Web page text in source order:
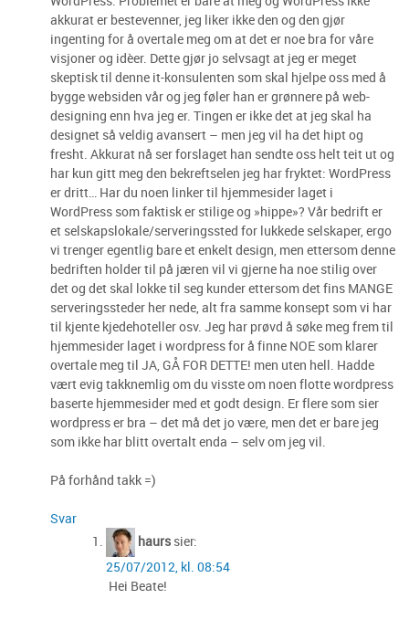
akkurat er bestevenner, jeg liker ikke den og den gjør
ingenting for å overtale meg om at det er noe bra for våre
visjoner og idèer. Dette gjør jo selvsagt at jeg er meget
skeptisk til denne it-konsulenten som skal hjelpe oss med å
bygge websiden vår og jeg føler han er grønnere på web-
designing enn hva jeg er. Tingen er ikke det at jeg skal ha
designet så veldig avansert – men jeg vil ha det hipt og
fresht. Akkurat nå ser forslaget han sendte oss helt teit ut og
har kun gitt meg den bekreftselen jeg har fryktet: WordPress
er dritt… Har du noen linker til hjemmesider laget i
WordPress som faktisk er stilige og »hippe»? Vår bedrift er
et selskapslokale/serveringssted for lukkede selskaper, ergo
vi trenger egentlig bare et enkelt design, men ettersom denne
bedriften holder til på jæren vil vi gjerne ha noe stilig over
det og det skal lokke til seg kunder ettersom det fins MANGE
serveringssteder her nede, alt fra samme konsept som vi har
til kjente kjedehoteller osv. Jeg har prøvd å søke meg frem til
hjemmesider laget i wordpress for å finne NOE som klarer
overtale meg til JA, GÅ FOR DETTE! men uten hell. Hadde
vært evig takknemlig om du visste om noen flotte wordpress
baserte hjemmesider med et godt design. Er flere som sier
wordpress er bra – det må det jo være, men det er bare jeg
som ikke har blitt overtalt enda – selv om jeg vil.
På forhånd takk =)
Svar
haurs sier:
25/07/2012, kl. 08:54
Hei Beate!